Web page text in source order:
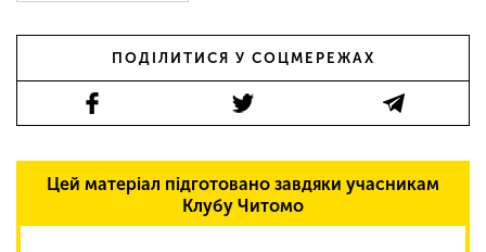
ПОДІЛИТИСЯ У СОЦМЕРЕЖАХ
Цей матеріал підготовано завдяки учасникам
Клубу Читомо